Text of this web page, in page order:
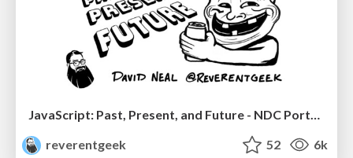
reverentgeek
52 6k